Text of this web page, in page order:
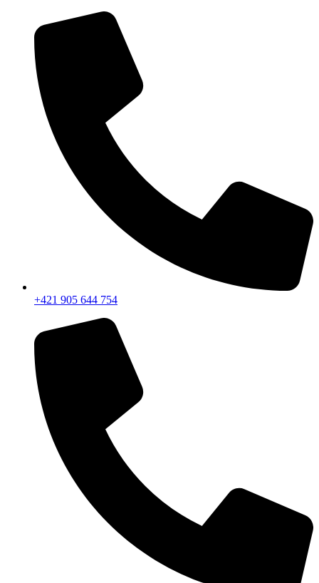
+421 905 644 754